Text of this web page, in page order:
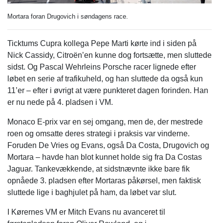
Mortara foran Drugovich i søndagens race.
Ticktums Cupra kollega Pepe Marti kørte ind i siden på
Nick Cassidy, Citroën’en kunne dog fortsætte, men sluttede
sidst. Og Pascal Wehrleins Porsche racer lignede efter
løbet en serie af trafikuheld, og han sluttede da også kun
11’er – efter i øvrigt at være punkteret dagen forinden. Han
er nu nede på 4. pladsen i VM.
Monaco E-prix var en sej omgang, men de, der mestrede
roen og omsatte deres strategi i praksis var vinderne.
Foruden De Vries og Evans, også Da Costa, Drugovich og
Mortara – havde han blot kunnet holde sig fra Da Costas
Jaguar. Tankevækkende, at sidstnævnte ikke bare fik
opnåede 3. pladsen efter Mortaras påkørsel, men faktisk
sluttede lige i baghjulet på ham, da løbet var slut.
I Kørernes VM er Mitch Evans nu avanceret til